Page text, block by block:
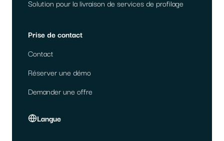
Solution pour la livraison de services de profilage
Prise de contact
Contact
Réserver une démo
Demander une offre
Langue